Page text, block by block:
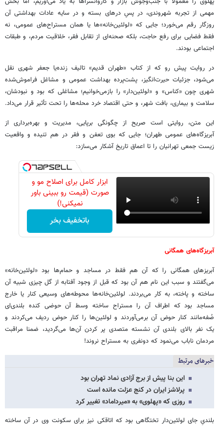
مهمی از تجربه شهروندی، در پسِ درهای بسته و در سایه عادات بهداشتی آن
روزگار رقم می‌خورد؛ جایی که «لولئین‌خانه»ها یا همان مستراح‌های عمومی، نه
فقط فضایی برای رفع حاجت، بلکه صحنه‌ای از تقابل فقر، خلاقیت مردم، و طبقات
اجتماعی بودند.
در روایت پیش رو که از کتاب «طهران قدیم» تالیف زنده‌یا جعفر شهری نقل
می‌شود، جزئیات حیرت‌انگیز، پشت‌پرده بهداشت عمومی و مشاغل فراموش‌شده‌
شهری چون «کناس» و «لولئین‌دار» را بازمی‌خوانیم؛ مشاغلی که بود و نبودشان،
سلامت و بیماری، بافت شهر، و حتی اقتصاد خرد محله‌ها را تحت تأثیر قرار می‌داد.
این متن، روایتی است صریح از چگونگی برپایی، مدیریت و بهره‌برداری از
آبریزگاه‌های عمومی طهران؛ جایی که بوی تعفن و فقر در هم تنیده و واقعیت
زیست جمعی تهرانیان را تا اعماق تاریخ آشکار می‌سازد:
ابزار کامل برای اصلاح مو و
صورت (قیمت رو ببینی باور
نمیکنی!)
باتخفیف بخر
آبریزگاه‌های همگانی
آبریزهای همگانی را که آن هم فقط در مساجد و حمام‌ها بود «لولئین‌خانه»
می‌گفتند و سبب این نام هم آن بود که قبل از وجود آفتابه از گل چیزی شبیه آن
ساخته و پاخته، به کار می‌بردند. لولئین‌خانه‌ها محوطه‌های وسیعی کنار یا خارج
مساجد بود که اطراف آن را مستراح ساخته وسط آن حوضی کنده بلندی‌ای
صُفه‌مانند کنار حوض آن برمی‌آوردند و لولئین‌ها را کنار حوض ردیف می‌کردند و
یک نفر بالای بلندی آن نشسته متصدی پر کردن آن‌ها می‌گردید، ضمنا مراقبت
مردمان ناباب می‌نمود که دونفری به مستراح نروند!
خبرهای مرتبط
این بنا پیش از برج آزادی نماد تهران بود
پرلاشز ایران در کنج عزلت مانده است
روزی که «پهلوی» به «میرداماد» تغییر کرد
بلندیِ جای لولئین‌دار تختگاهی‌ بود که اتاقکی نیز برای سکونت وی در آن ساخته